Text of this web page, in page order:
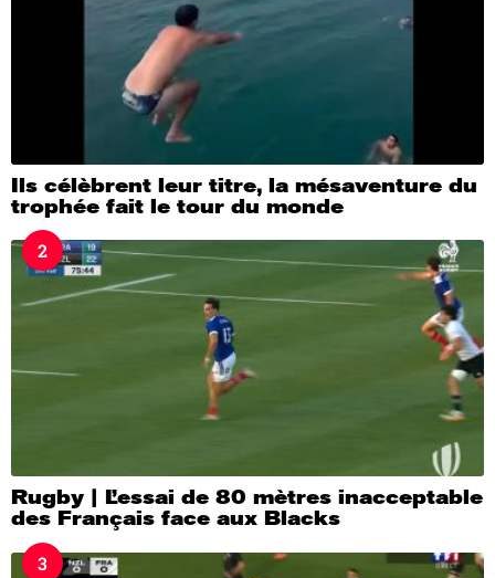
Ils célèbrent leur titre, la mésaventure du
trophée fait le tour du monde
2
Rugby | L’essai de 80 mètres inacceptable
des Français face aux Blacks
3